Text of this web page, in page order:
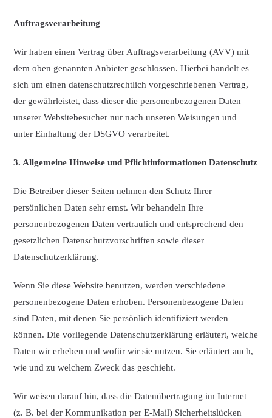
Auftragsverarbeitung
Wir haben einen Vertrag über Auftragsverarbeitung (AVV) mit
dem oben genannten Anbieter geschlossen. Hierbei handelt es
sich um einen datenschutzrechtlich vorgeschriebenen Vertrag,
der gewährleistet, dass dieser die personenbezogenen Daten
unserer Websitebesucher nur nach unseren Weisungen und
unter Einhaltung der DSGVO verarbeitet.
3. Allgemeine Hinweise und PflichtinformationenDatenschutz
Die Betreiber dieser Seiten nehmen den Schutz Ihrer
persönlichen Daten sehr ernst. Wir behandeln Ihre
personenbezogenen Daten vertraulich und entsprechend den
gesetzlichen Datenschutzvorschriften sowie dieser
Datenschutzerklärung.
Wenn Sie diese Website benutzen, werden verschiedene
personenbezogene Daten erhoben. Personenbezogene Daten
sind Daten, mit denen Sie persönlich identifiziert werden
können. Die vorliegende Datenschutzerklärung erläutert, welche
Daten wir erheben und wofür wir sie nutzen. Sie erläutert auch,
wie und zu welchem Zweck das geschieht.
Wir weisen darauf hin, dass die Datenübertragung im Internet
(z. B. bei der Kommunikation per E-Mail) Sicherheitslücken